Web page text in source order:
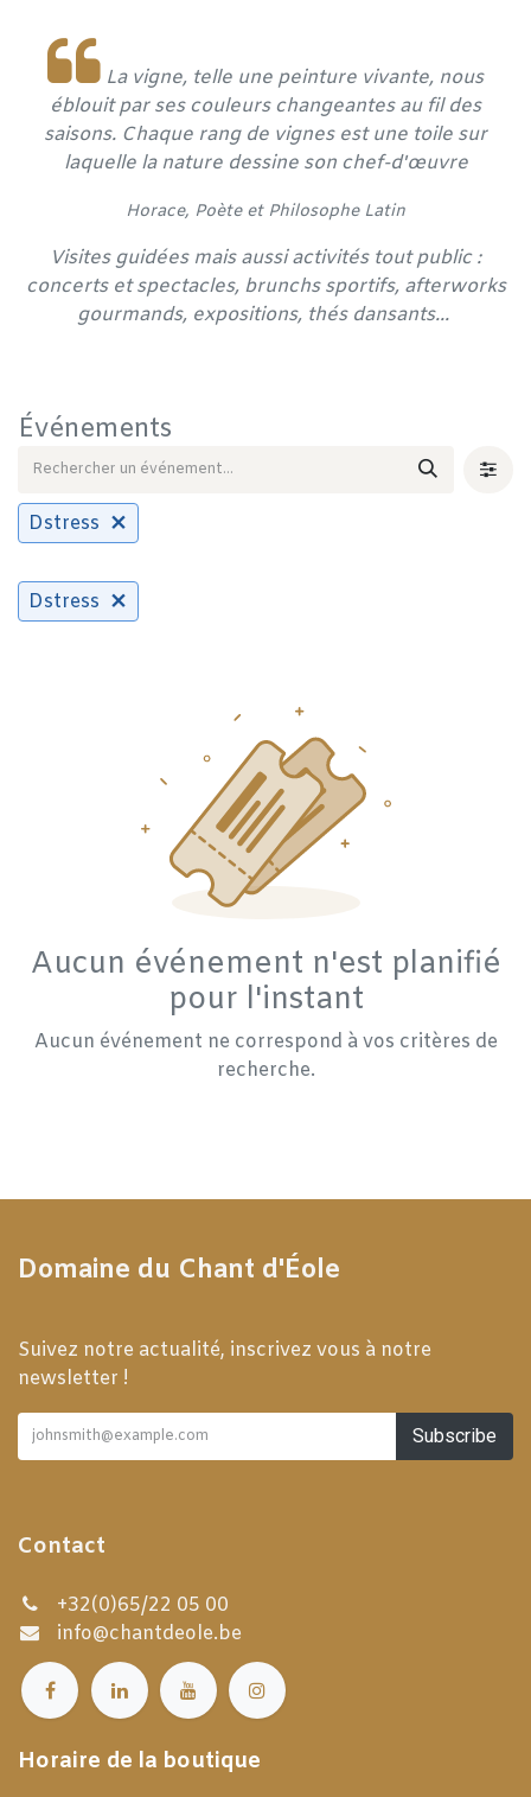
La vigne, telle une peinture vivante, nous
éblouit par ses couleurs changeantes au fil des
saisons. Chaque rang de vignes est une toile sur
laquelle la nature dessine son chef-d'œuvre
​Horace, Poète et Philosophe Latin
Visites guidées mais aussi activités tout public :
concerts et spectacles, brunchs sportifs, afterworks
gourmands, expositions, thés dansants...
Événements
Dstress
Dstress
Aucun événement n'est planifié
pour l'instant
Aucun événement ne correspond à vos critères de
recherche.
Domaine du Chant d'Éole
Suivez notre actualité, inscrivez vous à notre
newsletter !
Subscribe
Contact
+32(0)65/22 05 00
info@chantdeole.be
Horaire de la boutique